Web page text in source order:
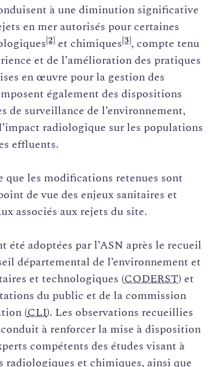
à une diminution significative
en mer autorisés pour certaines
[2] et chimiques[3], compte tenu
et de l’amélioration des pratiques
en œuvre pour la gestion des
également des dispositions
de surveillance de l’environnement,
radiologique sur les populations
effluents.
que les modifications retenues sont
de vue des enjeux sanitaires et
associés aux rejets du site.
été adoptées par l’ASN après le recueil
départemental de l’environnement et
et technologiques (CODERST) et
du public et de la commission
(CLI). Les observations recueillies
à renforcer la mise à disposition
compétents des études visant à
radiologiques et chimiques, ainsi que